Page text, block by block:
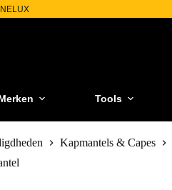
Tools
Kapmantels & Capes